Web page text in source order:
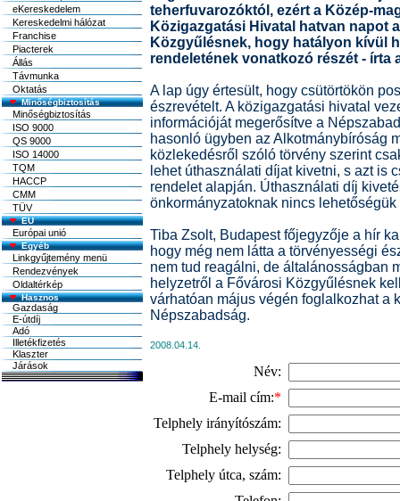
eKereskedelem
Kereskedelmi hálózat
Franchise
Piacterek
Állás
Távmunka
Oktatás
Minőségbiztosítás
Minőségbiztosítás
ISO 9000
QS 9000
ISO 14000
TQM
HACCP
CMM
TÜV
EU
Európai unió
Egyéb
Linkgyűjtemény menü
Rendezvények
Oldaltérkép
teherfuvarozóktól, ezért a Közép-
Közigazgatási Hivatal hatvan napot
Közgyűlésnek, hogy hatályon kívül
rendeletének vonatkozó részét - írta
A lap úgy értesült, hogy csütörtökön
észrevételt. A közigazgatási hivatal
információját megerősítve a
hasonló ügyben az Alkotmánybíróság
közlekedésről szóló törvény szerint
lehet úthasználati díjat kivetni, s azt is
rendelet alapján. Úthasználati díj
önkormányzatoknak nincs
Tiba Zsolt, Budapest főjegyzője a hír
hogy még nem látta a törvényességi
nem tud reagálni, de általánosságban
helyzetről a Fővárosi Közgyűlésnek
várhatóan május végén foglalkozhat a
Népszabadság.
2008.04.14.
Név:
E-mail cím:*
Telphely irányítószám:
Telphely helység:
Telphely útca, szám: